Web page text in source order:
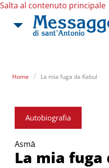
Salta al contenuto principale
Home La mia fuga da Kabul
Autobiografia
Asmā
La mia fuga